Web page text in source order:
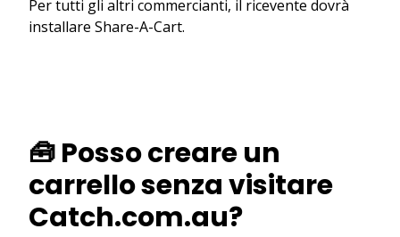
Per tutti gli altri commercianti, il ricevente dovrà
installare Share-A-Cart.
🧰 Posso creare un
carrello senza visitare
Catch.com.au?